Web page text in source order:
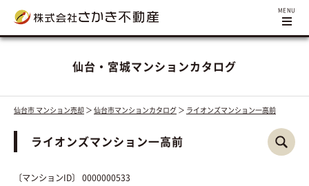
仙台・宮城マンションカタログ
仙台市 マンション売却 ＞ 仙台市マンションカタログ ＞ ライオンズマンション一高前
ライオンズマンション一高前
〔マンションID〕 0000000533